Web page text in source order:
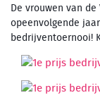
De vrouwen van
opeenvolgende
bedrijventoernooi!